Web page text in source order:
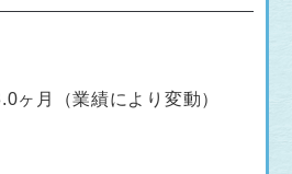
月（業績により変動）